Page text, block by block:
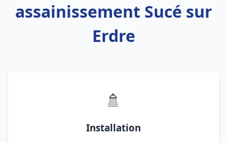
assainissement Sucé sur
Erdre
🚿
Installation